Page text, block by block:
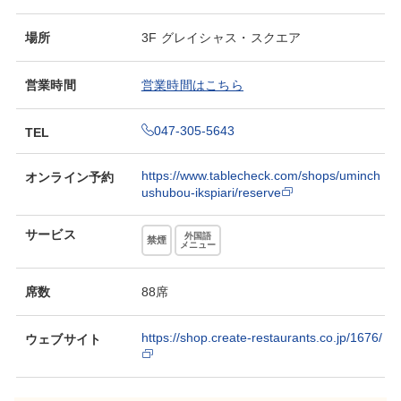
場所 3F グレイシャス・スクエア
営業時間 営業時間はこちら
TEL 047-305-5643
オンライン予約
https://www.tablecheck.com/shops/uminch
ushubou-ikspiari/reserve
サービス 禁煙
外国語
メニュー
席数 88席
ウェブサイト https://shop.create-restaurants.co.jp/1676/